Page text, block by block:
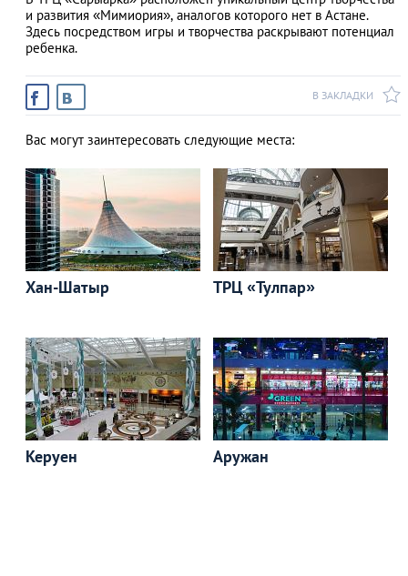
и развития «Мимиория», аналогов которого нет в Астане.
Здесь посредством игры и творчества раскрывают потенциал
ребенка.
В ЗАКЛАДКИ
Вас могут заинтересовать следующие места:
Хан-Шатыр ТРЦ «Тулпар»
Керуен Аружан